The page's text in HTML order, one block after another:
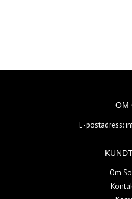
OM
E-postadress:
Om